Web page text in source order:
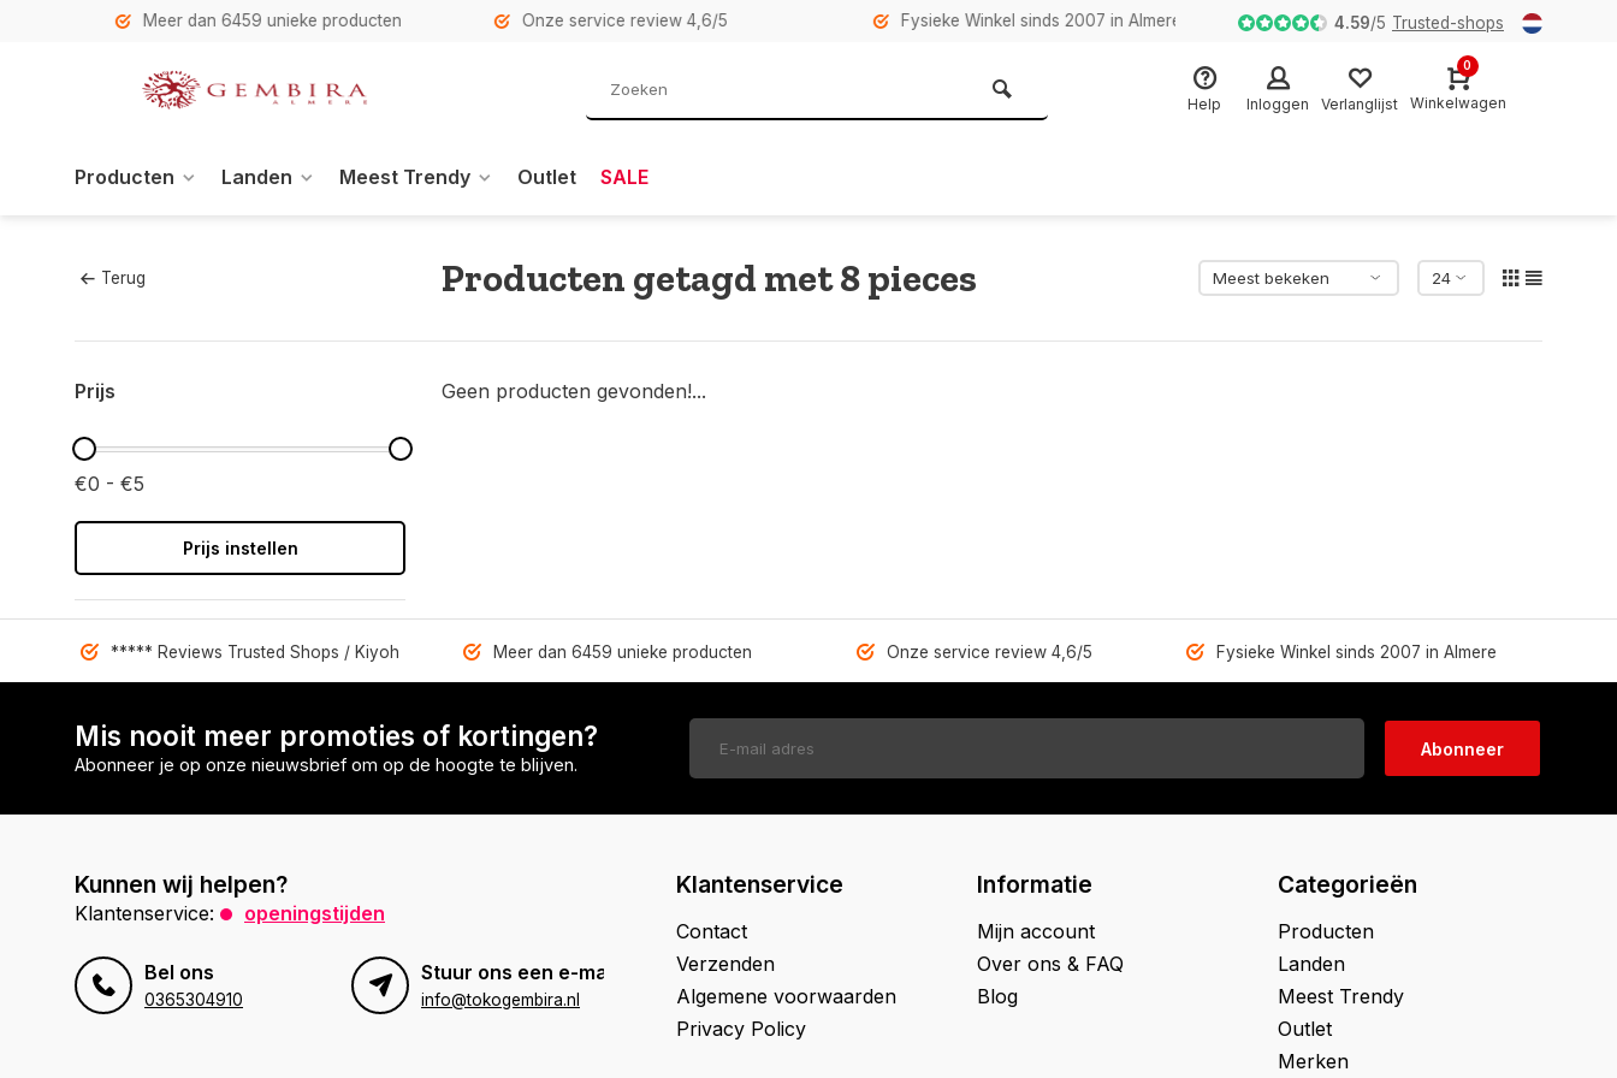
Meer dan 6459 unieke producten Onze service review 4,6/5 Fysieke Winkel sinds 2007 in Almere 4.59/5 Trusted-shops
Help Inloggen Verlanglijst
0
Winkelwagen
Producten Landen Meest Trendy Outlet SALE
Terug Producten getagd met 8 pieces
Prijs
€0 - €5
Prijs instellen
Geen producten gevonden!...
***** Reviews Trusted Shops / Kiyoh Meer dan 6459 unieke producten Onze service review 4,6/5 Fysieke Winkel sinds 2007 in Almere
Mis nooit meer promoties of kortingen?
Abonneer je op onze nieuwsbrief om op de hoogte te blijven.
Abonneer
Kunnen wij helpen?
Klantenservice: openingstijden
Bel ons
0365304910
Stuur ons een e-mail
info@tokogembira.nl
Klantenservice
Contact
Verzenden
Algemene voorwaarden
Privacy Policy
Informatie
Mijn account
Over ons & FAQ
Blog
Categorieën
Producten
Landen
Meest Trendy
Outlet
Merken